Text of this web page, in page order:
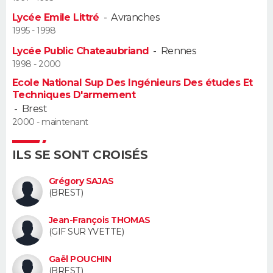
Alimentation
Guide de la santé
Maladies
Médicaments
Sommeil
VOYAGE
Destinations
City break
Voyage nature
Voyage de noces
Forum
Climat
+
PHOTO
GUIDES D'ACHAT
BONS PLANS
CARTE DE VOEUX
Dictionnaire
Biographies
Citations
Expressions
Proverbes
PROGRAMME TV
COPAINS D'AVANT
AVIS DE DÉCÈS
Lycée Emile Littré -Avranches
1995 - 1998
Lycée Public Chateaubriand - Rennes
1998 - 2000
Ecole National Sup Des Ingénieurs Des études Et
Techniques D'armement
- Brest
2000 - maintenant
ILS SE SONT CROISÉS
Grégory SAJAS
(BREST)
Jean-François THOMAS
(GIF SUR YVETTE)
Gaël POUCHIN
(BREST)